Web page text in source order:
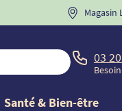
Magasin
03
Santé & Bien-être